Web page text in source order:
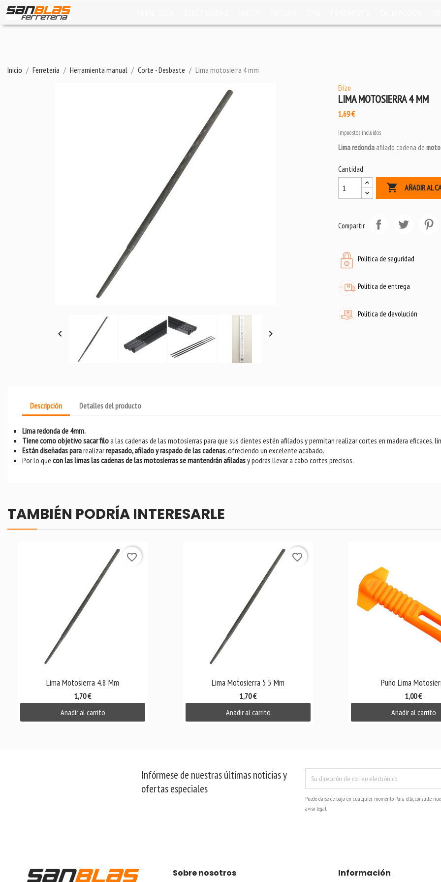
Inicio Ferretería Herramienta manual Corte - Desbaste Lima motosierra 4 mm
 
Erizo
LIMA MOTOSIERRA 4 MM
1,69 €
Impuestos incluidos
Lima redonda afilado cadena de
Cantidad
 AÑADIR AL
Compartir
Política de seguridad
Política de entrega
Política de devolución
Descripción Detalles del producto
Lima redonda de 4mm.
Tiene como objetivo sacar filoa las cadenas de las motosierras para que sus dientes estén afilados y permitan realizar cortes en madera eficaces,
Están diseñadas pararealizarrepasado, afilado y raspado de las cadenas, ofreciendo un excelente acabado.
Por lo que con las limaslas cadenas de las motosierras se mantendrán afiladasy podrás llevar a cabo cortes precisos.
TAMBIÉN PODRÍA INTERESARLE
Vista rápida
Lima Motosierra 4.8 Mm
1,70 €
Añadir al carrito
favorite_border
Vista rápida
Lima Motosierra 5.5 Mm
1,70 €
Añadir al carrito
favorite_border
Vista rápida
Puño Lima
1,00 €
Añadir al carrito
Infórmese de nuestras últimas noticias y
ofertas especiales
Puede darse de baja en cualquier momento. Para ello, consulte
aviso legal.
Sobre nosotros Información